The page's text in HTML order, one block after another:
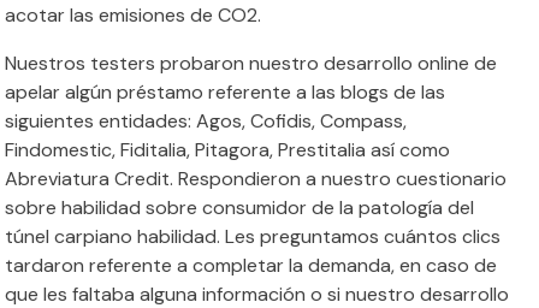
acotar las emisiones de CO2.
Nuestros testers probaron nuestro desarrollo online de
apelar algún préstamo referente a las blogs de las
siguientes entidades: Agos, Cofidis, Compass,
Findomestic, Fiditalia, Pitagora, Prestitalia así­ como
Abreviatura Credit. Respondieron a nuestro cuestionario
sobre habilidad sobre consumidor de la patologí­a del
túnel carpiano habilidad. Les preguntamos cuántos clics
tardaron referente a completar la demanda, en caso de
que les faltaba alguna información o si nuestro desarrollo